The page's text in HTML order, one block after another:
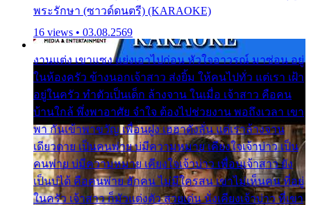
พระรักษา (ซาวด์ดนตรี) (KARAOKE)
16 views • 03.08.2569
งานแต่ง เขาแซง แย่งเอาไปก่อน หัวใจอาวรณ์ มาซ่อน อยู่
ในห้องครัว ข้างนอกเจ้าสาว ส่งยิ้ม ให้คนไปทั่ว แต่เรา เฝ้า
อยู่ในครัว ทำตัวเป็นเด็ก ล้างจาน ในเมื่อ เจ้าสาว คือคน
บ้านใกล้ พึ่งพาอาศัย จำใจ ต้องไปช่วยงาน พอถึงเวลา เขา
พา กันเข้าพาขวัญ เพื่อนฝูง เฮฮาดังลั่น แต่เราล้างจาน
เดียวดาย เป็นคนพ่าย บ่มีความหมาย เคียงใจเจ้าบ่าว เป็น
คนพ่าย บ่มีความหมาย เคียงใจเจ้าบ่าว เพื่อนเจ้าสาว ยัง
เป็นบ่ได้ คือคนพ่าย ฮักคน ไม่มีใครสน เขาไม่เห็นคน ที่อยู่
ในครัว เจ้าสาว ก็มัวแต่งตัว สวยเด่น นั่งเคียงเจ้าบ่าว ที่เขา